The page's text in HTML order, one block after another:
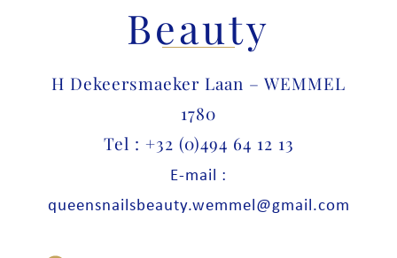
Beauty
H Dekeersmaeker Laan – WEMMEL
1780
Tel : +32 (0)494 64 12 13
E-mail :
queensnailsbeauty.wemmel@gmail.com